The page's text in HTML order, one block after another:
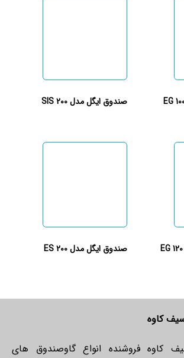
صندوق ایگل مدل 200 SIS
صندوق ایگل مدل ES 200
کاوه
کاوه فروشنده انواع گاوصندوق های